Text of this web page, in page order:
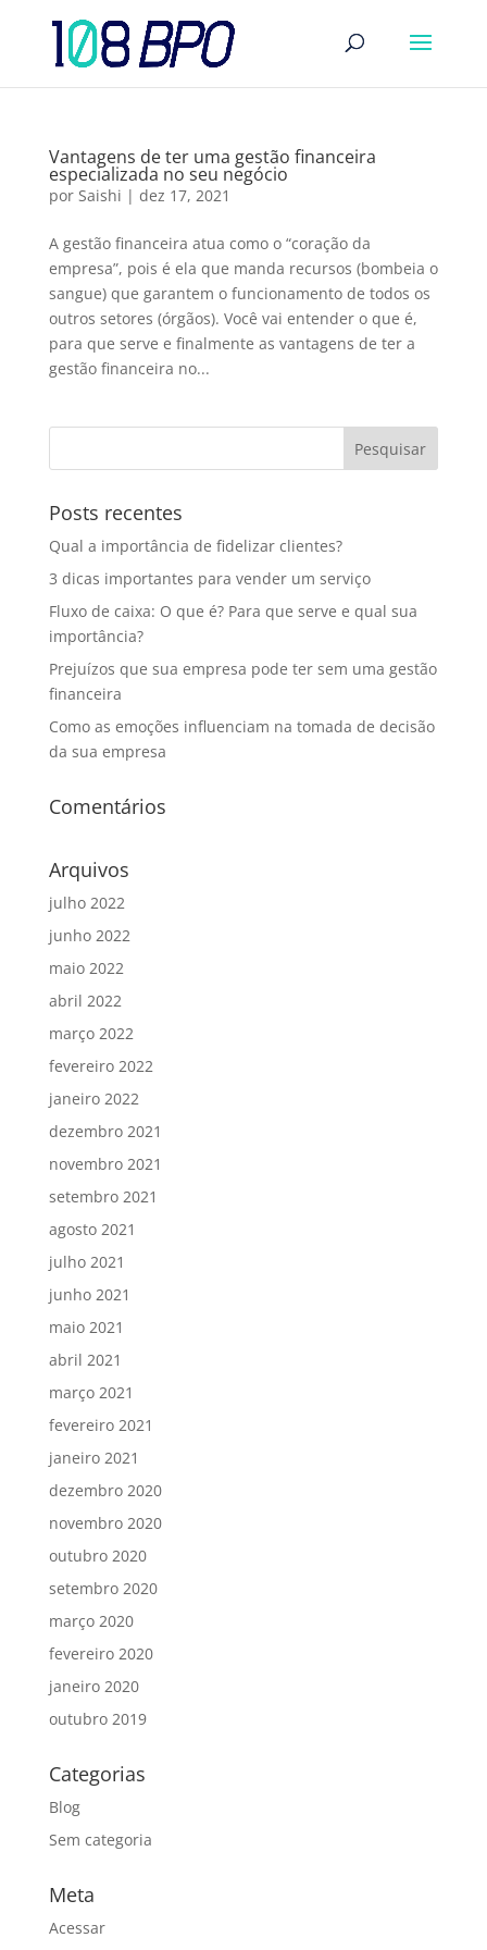
Vantagens de ter uma gestão financeira
especializada no seu negócio
por Saishi | dez 17, 2021
A gestão financeira atua como o “coração da
empresa”, pois é ela que manda recursos (bombeia o
sangue) que garantem o funcionamento de todos os
outros setores (órgãos). Você vai entender o que é,
para que serve e finalmente as vantagens de ter a
gestão financeira no...
Posts recentes
Qual a importância de fidelizar clientes?
3 dicas importantes para vender um serviço
Fluxo de caixa: O que é? Para que serve e qual sua
importância?
Prejuízos que sua empresa pode ter sem uma gestão
financeira
Como as emoções influenciam na tomada de decisão
da sua empresa
Comentários
Arquivos
julho 2022
junho 2022
maio 2022
abril 2022
março 2022
fevereiro 2022
janeiro 2022
dezembro 2021
novembro 2021
setembro 2021
agosto 2021
julho 2021
junho 2021
maio 2021
abril 2021
março 2021
fevereiro 2021
janeiro 2021
dezembro 2020
novembro 2020
outubro 2020
setembro 2020
março 2020
fevereiro 2020
janeiro 2020
outubro 2019
Categorias
Blog
Sem categoria
Meta
Acessar